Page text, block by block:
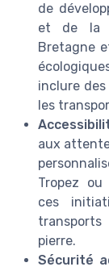
de
et de la
Bretagne
inclure
les
aux
Tropez
ces
pierre.
Sécurité